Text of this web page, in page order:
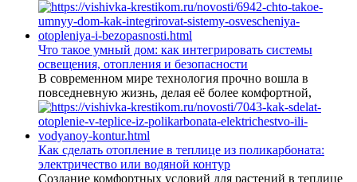
Что такое умный дом: как интегрировать системы
освещения, отопления и безопасности
В современном мире технология прочно вошла в
повседневную жизнь, делая её более комфортной,
Как сделать отопление в теплице из поликарбоната:
электричество или водяной контур
Создание комфортных условий для растений в теплице